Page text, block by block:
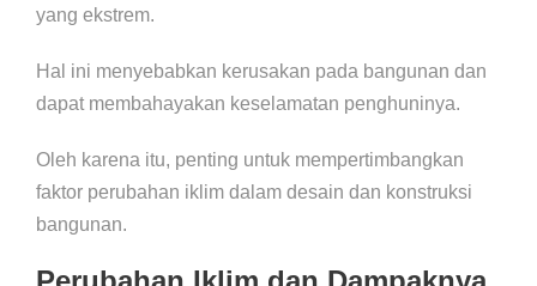
yang ekstrem.
Hal ini menyebabkan kerusakan pada bangunan dan
dapat membahayakan keselamatan penghuninya.
Oleh karena itu, penting untuk mempertimbangkan
faktor perubahan iklim dalam desain dan konstruksi
bangunan.